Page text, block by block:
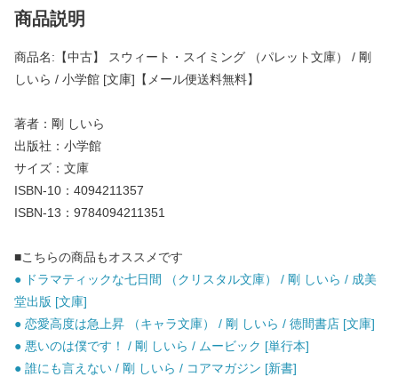
商品説明
商品名:【中古】 スウィート・スイミング （パレット文庫） / 剛
しいら / 小学館 [文庫]【メール便送料無料】
著者：剛 しいら
出版社：小学館
サイズ：文庫
ISBN-10：4094211357
ISBN-13：9784094211351
■こちらの商品もオススメです
● ドラマティックな七日間 （クリスタル文庫） / 剛 しいら / 成美
堂出版 [文庫]
● 恋愛高度は急上昇 （キャラ文庫） / 剛 しいら / 徳間書店 [文庫]
● 悪いのは僕です！ / 剛 しいら / ムービック [単行本]
● 誰にも言えない / 剛 しいら / コアマガジン [新書]